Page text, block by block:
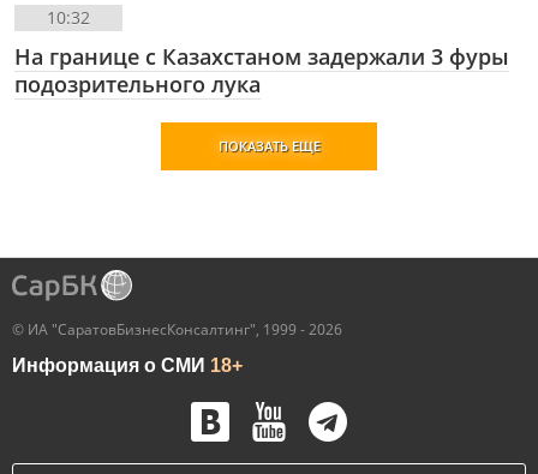
10:32
На границе с Казахстаном задержали 3 фуры
подозрительного лука
ПОКАЗАТЬ ЕЩЕ
© ИА "СаратовБизнесКонсалтинг", 1999 - 2026
Информация о СМИ 18+